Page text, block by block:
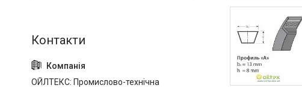
ОЙЛТЕКС: Промислово-технічна